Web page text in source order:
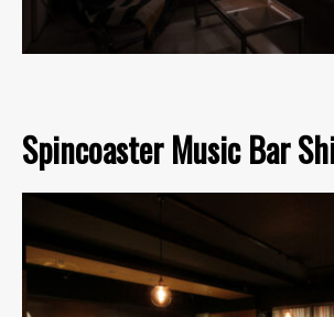
Spincoaster Music Bar